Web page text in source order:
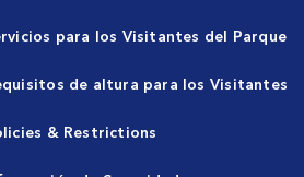
para los Visitantes del Parque
de altura para los Visitantes
& Restrictions